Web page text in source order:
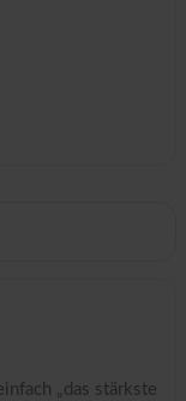
„das stärkste